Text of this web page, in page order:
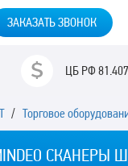
ЗАКАЗАТЬ ЗВОНОК
ЦБ РФ
/ Торговое
СКАНЕРЫ